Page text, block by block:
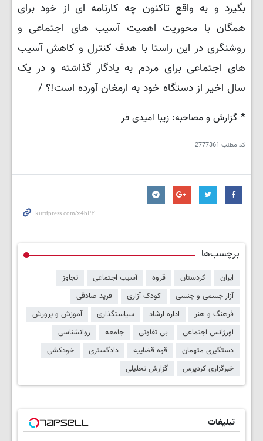
بگیرد و به واقع تاکنون چه کارنامه ای از خود برای
همگان با محوریت اهمیت آسیب های اجتماعی و
روشنگری در این راستا با هدف کنترل و کاهش آسیب
های اجتماعی برای مردم به یادگار گذاشته و در یک
سال اخیر از دستگاه خود به ارمغان آورده است!؟ /
* گزارش و مصاحبه: زیبا امیدی فر
کد مطلب 2777361
برچسب‌ها
ایران کردستان قروه آسیب اجتماعی
تجاوز
آزار جسمی و جنسی
کودک آزاری
فرید صادقی
فرهنگ و هنر
اداره ارشاد سیاستگذاری
آموزش و پرورش
اورژانس اجتماعی
بی تفاوتی جامعه
روانشناسی
دستگیری متهمان
قوه قضاییه دادگستری
خودکشی
خبرگزاری کردپرس
گزارش تحلیلی
تبلیغات